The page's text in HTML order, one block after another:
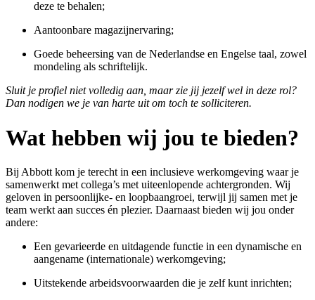
deze te behalen;
Aantoonbare magazijnervaring;
Goede beheersing van de Nederlandse en Engelse taal, zowel
mondeling als schriftelijk.
Sluit je profiel niet volledig aan, maar zie jij jezelf wel in deze rol?
Dan nodigen we je van harte uit om toch te solliciteren.
Wat hebben wij jou te bieden?
Bij Abbott kom je terecht in een inclusieve werkomgeving waar je
samenwerkt met collega’s met uiteenlopende achtergronden. Wij
geloven in persoonlijke‑ en loopbaangroei, terwijl jij samen met je
team werkt aan succes én plezier. Daarnaast bieden wij jou onder
andere:
Een gevarieerde en uitdagende functie in een dynamische en
aangename (internationale) werkomgeving;
Uitstekende arbeidsvoorwaarden die je zelf kunt inrichten;